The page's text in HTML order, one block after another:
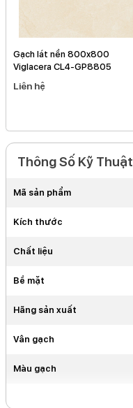
Gạch lát nền 800x800
Viglacera CL4-GP8805
Liên hệ
Thông Số Kỹ Thuật
Mã sản phẩm
Kích thước
Chất liệu
Bề mặt
Hãng sản xuất
Vân gạch
Màu gạch